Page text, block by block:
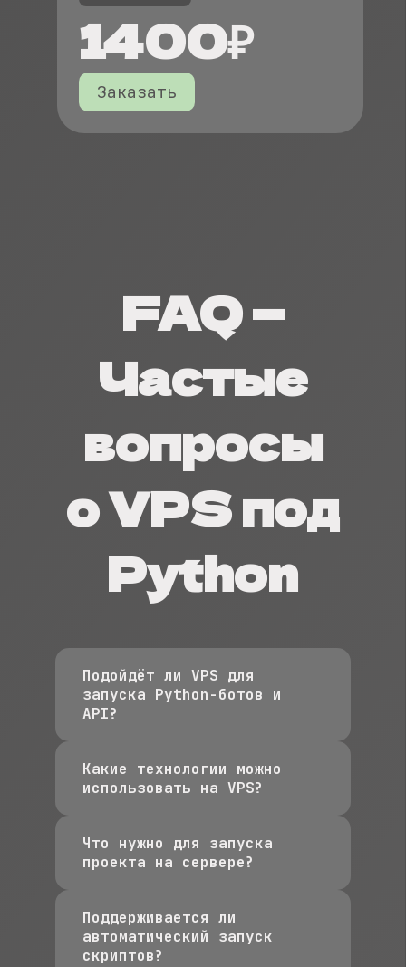
1400₽
Заказать
FAQ —
Частые
вопросы
о VPS под
Python
Подойдёт ли VPS для
запуска Python-ботов и
API?
Какие технологии можно
использовать на VPS?
Что нужно для запуска
проекта на сервере?
Поддерживается ли
автоматический запуск
скриптов?